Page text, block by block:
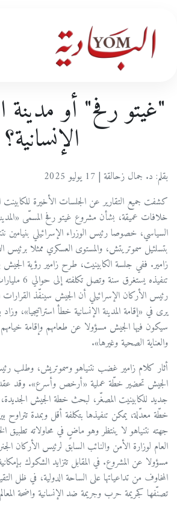
"غيتو رفح" أو مدينة
الإنسانية؟
بقلم: د. جمال زحالقة | 17 يوليو 2025
كشفت جميع التقارير عن الجلسات الأخيرة للكابينت
خلافات عميقة، بشأن مشروع غيتو رفح المسمّى
السياسي، خصوصا رئيس الوزراء الإسرائيلي بنيامين
بتسلئيل سموتريتش، والمستوى العسكري ممثلا برئيس
زامير. ففي جلسة الكابينيت، طرح زامير رؤية الجيش
تنفيذه
رئيس الأركان الإسرائيلي أن الجيش سينفّذ القرارات
يرى في «إقامة المدينة الإنسانية خطأ استراتيجيا»،
سيكون فيها الجيش مسؤولا عن طعامهم وإقامة خيامهم
والعناية الصحية وغيرها».
أثار كلام زامير غضب نتنياهو وسموتريش، وطلب
الجيش تحضير خطّة عملية «أرخص وأسرع». وقد عقد
جديد للكابينيت المصغّر، لبحث خطة الجيش
خطّة معدّلة، يمكن تنفيذها بتكلفة أقل وبمدة تتراوح
جهته نتنياهو لا ينتظر وهو ماضٍ في محاولاته تطبيق
العام لوزارة الأمن والنائب السابق لرئيس الأركان
مسؤولا عن المشروع. في المقابل تتزايد الشكوك
المخاوف من تداعياتها على الساحة الدولية، في ظل
تصنّفها كجريمة حرب وجريمة ضد الإنسانية واضحة